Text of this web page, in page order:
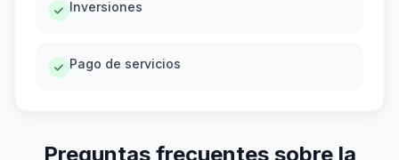
Inversiones
Pago de servicios
Preguntas frecuentes sobre la